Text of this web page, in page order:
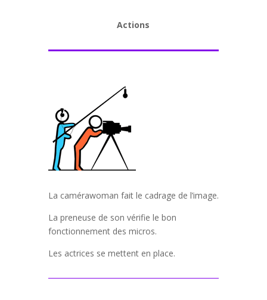
Actions
La camérawoman fait le cadrage de l’image.
La preneuse de son vérifie le bon
fonctionnement des micros.
Les actrices se mettent en place.